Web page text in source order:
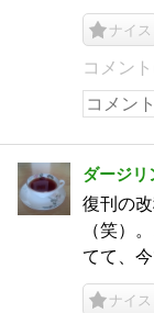
ナイス
コメン
ダージリ
復刊の
（笑）
てて、
ナイス